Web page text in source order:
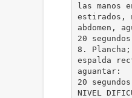
las manos
estirados,
abdomen,
20 segundos
8.
espalda
aguantar:
20 segundos
NIVEL